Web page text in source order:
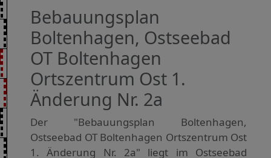
Bebauungsplan
Boltenhagen, Ostseebad
OT Boltenhagen
Ortszentrum Ost 1.
Änderung Nr. 2a
Der "Bebauungsplan Boltenhagen,
Ostseebad OT Boltenhagen Ortszentrum Ost
1. Änderung Nr. 2a" liegt im Ostseebad